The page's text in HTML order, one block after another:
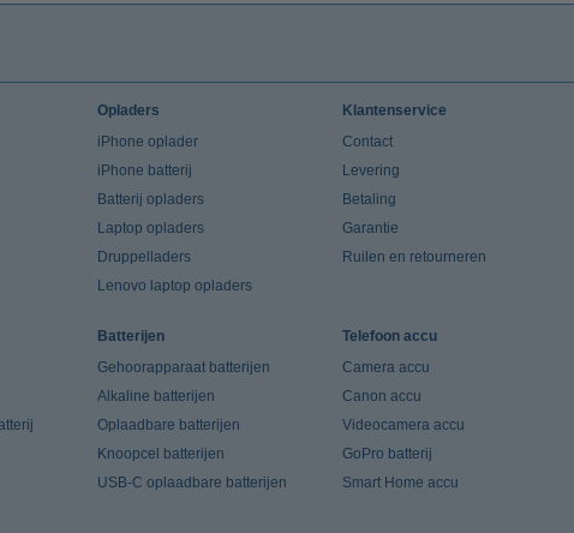
Opladers
iPhone oplader
iPhone batterij
Batterij opladers
Laptop opladers
Druppelladers
Lenovo laptop opladers
Klantenservice
Contact
Levering
Betaling
Garantie
Ruilen en retourneren
Batterijen
Gehoorapparaat batterijen
Alkaline batterijen
Oplaadbare batterijen
Knoopcel batterijen
USB-C oplaadbare batterijen
Telefoon accu
Camera accu
Canon accu
Videocamera accu
GoPro batterij
Smart Home accu